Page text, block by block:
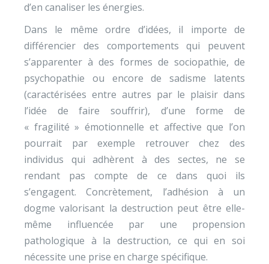
d’en canaliser les énergies.
Dans le même ordre d’idées, il importe de
différencier des comportements qui peuvent
s’apparenter à des formes de sociopathie, de
psychopathie ou encore de sadisme latents
(caractérisées entre autres par le plaisir dans
l’idée de faire souffrir), d’une forme de
« fragilité » émotionnelle et affective que l’on
pourrait par exemple retrouver chez des
individus qui adhèrent à des sectes, ne se
rendant pas compte de ce dans quoi ils
s’engagent. Concrètement, l’adhésion à un
dogme valorisant la destruction peut être elle-
même influencée par une propension
pathologique à la destruction, ce qui en soi
nécessite une prise en charge spécifique.